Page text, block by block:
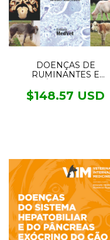
DOENÇAS DE
RUMINANTES E
$148.57 USD